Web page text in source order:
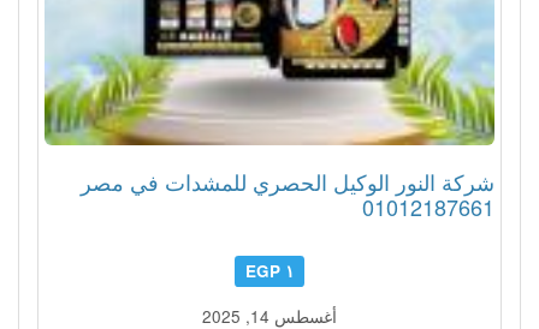
شركة النور الوكيل الحصري للمشدات في مصر
01012187661
١ EGP
أغسطس 14, 2025